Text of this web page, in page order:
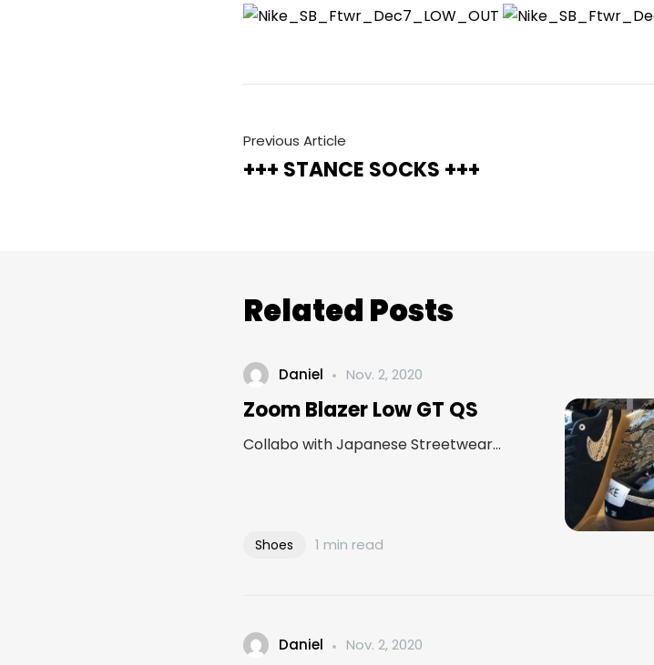
Previous Article
+++ STANCE SOCKS +++
Related Posts
Daniel Nov. 2, 2020
Zoom Blazer Low GT QS
Collabo with Japanese Streetwear...
Shoes 1 min read
Daniel Nov. 2, 2020